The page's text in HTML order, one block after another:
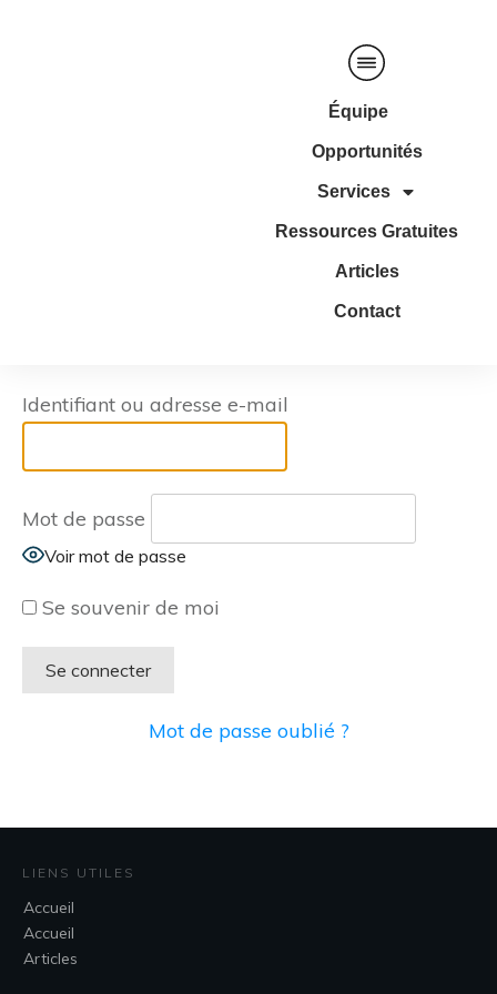
Équipe
Opportunités
Services
Ressources Gratuites
Articles
Contact
Identifiant ou adresse e-mail
Mot de passe
Voir mot de passe
Se souvenir de moi
Mot de passe oublié ?
LIENS UTILES
Accueil
Accueil
Articles